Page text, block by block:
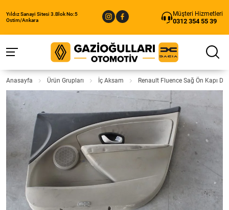
Yıldız Sanayi Sitesi 3.Blok No:5
Ostim/Ankara
Müşteri Hizmetleri
0312 354 55 39
Anasayfa Ürün Grupları İç Aksam Renault Fluence Sağ Ön Kapı